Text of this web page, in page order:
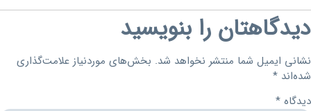
دیدگاهتان را بنویسید
نشانی ایمیل شما منتشر نخواهد شد. بخش‌های موردنیاز علامت‌گذاری
شده‌اند *
دیدگاه *